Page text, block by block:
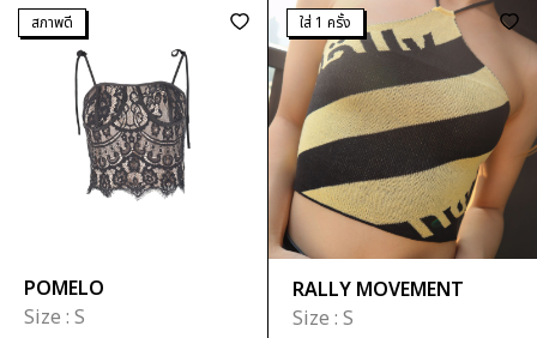
สภาพดี
POMELO
Size : S
ใส่ 1 ครั้ง
RALLY MOVEMENT
Size : S